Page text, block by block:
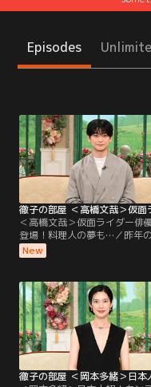
Episodes
＜高橋文哉＞仮面ライダー俳
登場！料理人の夢も…／昨年
ラ「あんぱん」に出演し話題に
た若手実力派俳優の高橋文哉さ
ワン」で令和初の仮面ライダ
擢されて俳優デビューし、子
ちから大人気に！特別に変身
を披露してもらう一幕も！朝
演の反響や、撮影での苦労に
も伺う。
New